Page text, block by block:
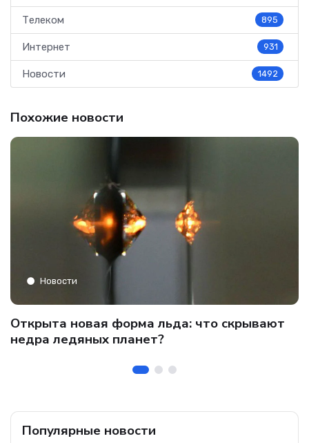
Телеком 895
Интернет 931
Новости 1492
Похожие новости
Новости
Открыта новая форма льда: что скрывают
недра ледяных планет?
Популярные новости